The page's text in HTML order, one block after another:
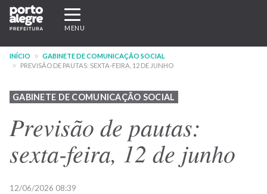
Pular
para
conteúdo
principal
Expandir/recolher
navegação
MENU
INÍCIO
GABINETE DE COMUNICAÇÃO SOCIAL
PREVISÃO DE PAUTAS: SEXTA-FEIRA, 12 DE JUNHO
GABINETE DE COMUNICAÇÃO SOCIAL
Previsão de pautas:
sexta-feira, 12 de junho
12/06/2026 08:39